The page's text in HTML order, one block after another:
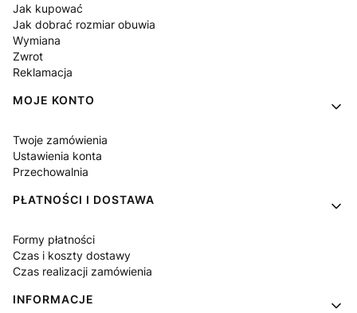
Jak kupować
Jak dobrać rozmiar obuwia
Wymiana
Zwrot
Reklamacja
MOJE KONTO
Twoje zamówienia
Ustawienia konta
Przechowalnia
PŁATNOŚCI I DOSTAWA
Formy płatności
Czas i koszty dostawy
Czas realizacji zamówienia
INFORMACJE